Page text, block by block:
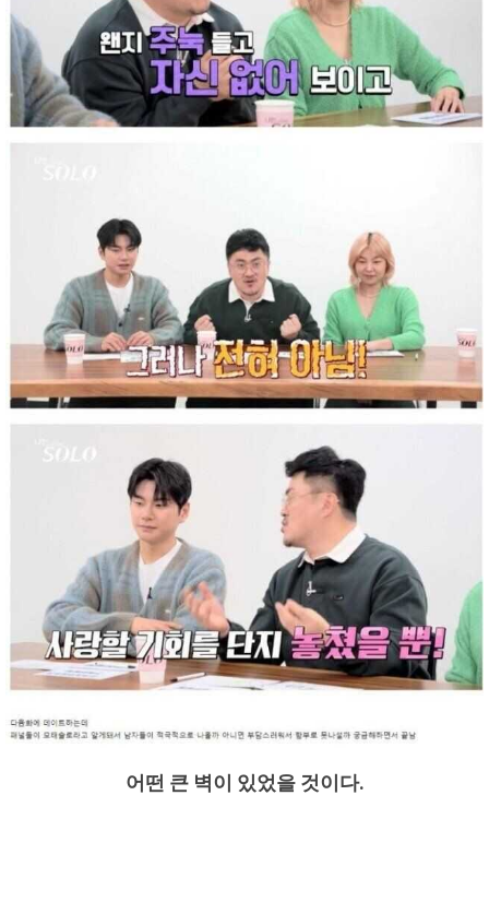
어떤 큰 벽이 있었을 것이다.